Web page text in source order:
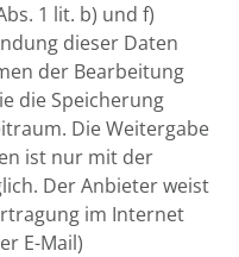
1 lit. b) und f)
dieser Daten
der Bearbeitung
die Speicherung
Die Weitergabe
ist nur mit der
Der Anbieter weist
im Internet
E-Mail)